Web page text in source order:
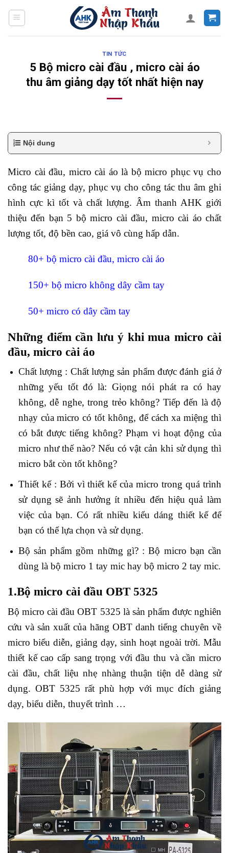
TIN TỨC
5 Bộ micro cài đầu , micro cài áo
thu âm giảng dạy tốt nhất hiện nay
Nội dung
Micro cài đầu, micro cài áo là bộ micro phục vụ cho
công tác giảng dạy, phục vụ cho công tác thu âm ghi
hình cực kì tốt và chất lượng. Âm thanh AHK giới
thiệu đến bạn 5 bộ micro cài đầu, micro cài áo chất
lượng tốt, độ bền cao, giá vô cùng hấp dẫn.
80+ bộ micro cài đầu, micro cài áo
150+ bộ micro không dây cầm tay
50+ micro có dây cầm tay
Những điểm cần lưu ý khi mua micro cài
đầu, micro cài áo
Chất lượng : Chất lượng sản phẩm được đánh giá ở
những yếu tốt đó là: Giọng nói phát ra có hay
không, dễ nghe, trong trẻo không? Tiếp đến là độ
nhạy của micro có tốt không, để cách xa miệng thì
có bắt được tiếng không? Phạm vi hoạt động của
micro như thế nào? Nếu có vật cản khi sử dụng thì
micro bắt còn tốt không?
Thiết kế : Bởi vì thiết kế của micro trong quá trình
sử dụng sẽ ảnh hưởng ít nhiều đến hiệu quả làm
việc của bạn. Có rất nhiều kiểu dáng thiết kế để
bạn có thể lựa chọn và sử dụng.
Bộ sản phẩm gồm những gì? : Bộ micro bạn cần
dùng là bộ micro 1 tay mic hay bộ micro 2 tay mic.
1.Bộ micro cài đầu OBT 5325
Bộ micro cài đầu OBT 5325 là sản phẩm được nghiên
cứu và sản xuất của hãng OBT danh tiếng chuyên về
micro biểu diễn, giảng dạy, sinh hoạt ngoài trời. Mẫu
thiết kế cao cấp sang trọng với đầu thu và cần micro
cài đầu, chất liệu nhẹ nhàng thuận tiện dễ dàng sử
dụng. OBT 5325 rất phù hợp với mục đích giảng
dạy, biểu diễn, thuyết trình …